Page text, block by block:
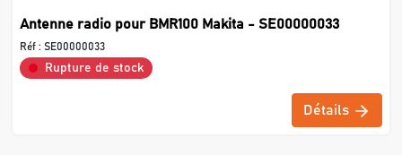
Antenne radio pour BMR100 Makita - SE00000033
Réf : SE00000033
Rupture de stock
Détails